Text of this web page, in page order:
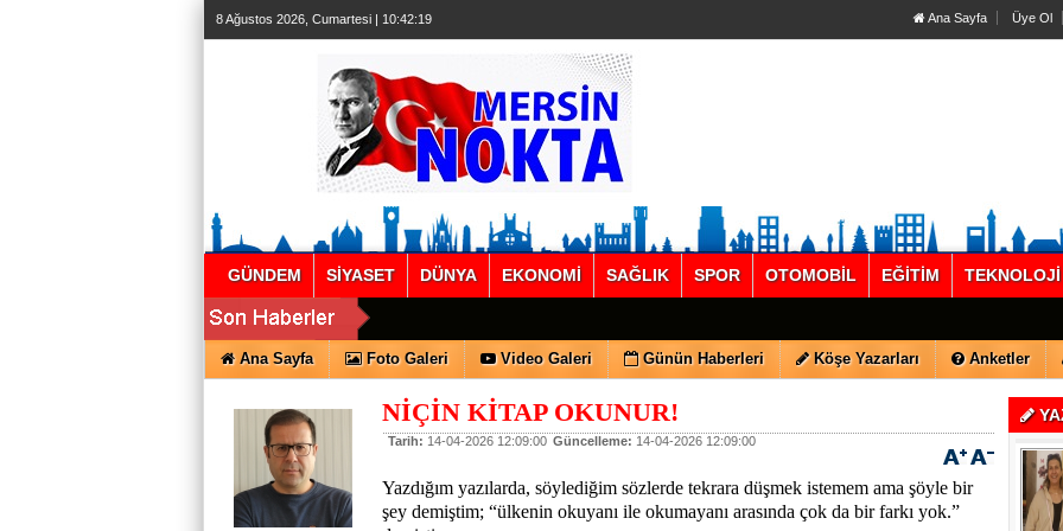
8 Ağustos 2026, Cumartesi | 10:42:20 Ana Sayfa Üye Ol
GÜNDEM SİYASET DÜNYA EKONOMİ SAĞLIK SPOR OTOMOBİL EĞİTİM TEKNOLOJİ
Ana Sayfa Foto Galeri Video Galeri Günün Haberleri Köşe Yazarları Anketler
NİÇİN KİTAP OKUNUR!
Tarih: 14-04-2026 12:09:00 Güncelleme: 14-04-2026 12:09:00
Yazdığım yazılarda, söylediğim sözlerde tekrara düşmek istemem ama şöyle bir
şey demiştim; “ülkenin okuyanı ile okumayanı arasında çok da bir farkı yok.”